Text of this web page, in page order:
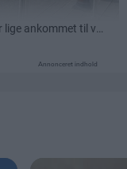
Annonceret indhold